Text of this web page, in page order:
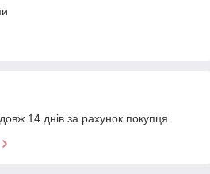
14 днів за рахунок покупця